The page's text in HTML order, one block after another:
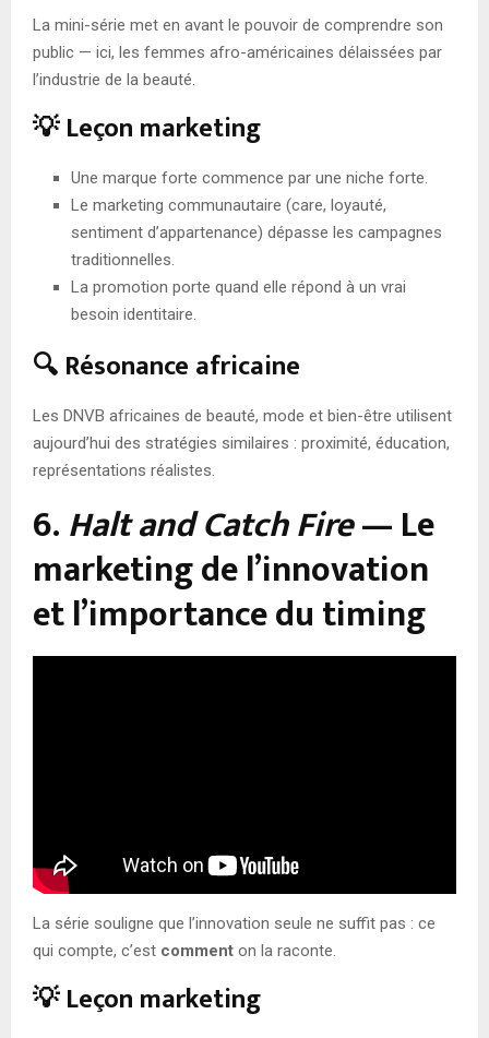
La mini-série met en avant le pouvoir de comprendre son
public — ici, les femmes afro-américaines délaissées par
l’industrie de la beauté.
💡 Leçon marketing
Une marque forte commence par une niche forte.
Le marketing communautaire (care, loyauté,
sentiment d’appartenance) dépasse les campagnes
traditionnelles.
La promotion porte quand elle répond à un vrai
besoin identitaire.
🔍 Résonance africaine
Les DNVB africaines de beauté, mode et bien-être utilisent
aujourd’hui des stratégies similaires : proximité, éducation,
représentations réalistes.
6.Halt and Catch Fire— Le
marketing de l’innovation
et l’importance du timing
La série souligne que l’innovation seule ne suffit pas : ce
qui compte, c’est comment on la raconte.
💡 Leçon marketing